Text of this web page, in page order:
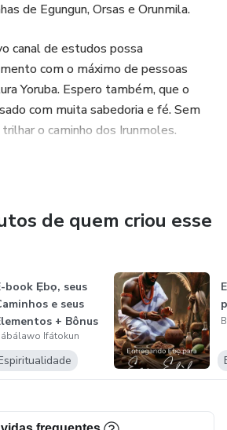
de Egungun, Orsas e Orunmila.
canal de estudos possa
com o máximo de pessoas
Yoruba. Espero também, que o
com muita sabedoria e fé. Sem
o caminho dos Irunmoles.
de quem criou esse
book E̩bo̩, seus
e seus
+ Bônus
Ifátokun